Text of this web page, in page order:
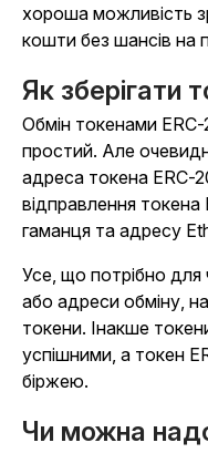
хороша можливість
кошти без шансів на
Як зберігати
Обмін токенами
простий. Але
адреса токена ERC-
відправлення
гаманця та адресу
Усе, що потрібно для
або адреси обміну,
токени. Інакше
успішними, а токен
біржею.
Чи можна